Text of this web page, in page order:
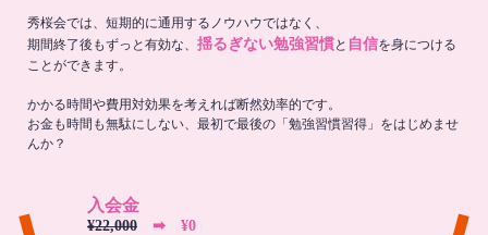
秀桜会では、短期的に通用するノウハウではなく、
期間終了後もずっと有効な、 揺るぎない勉強習慣と 自信を身につける
ことができます。
かかる時間や費用対効果を考えれば断然効率的です。
お金も時間も無駄にしない、最初で最後の「勉強習慣習得」をはじめませ
んか？
入会金
¥22,000 ➡︎ ¥0